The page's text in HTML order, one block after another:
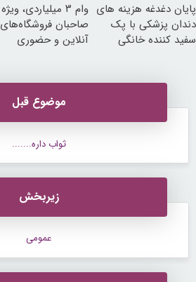
پایان دغدغه هزینه های
دندان پزشکی با پک
سفید کننده خانگی
وام ۳ میلیاردی، ویژه
صاحبان فروشگاه‌های
آنلاین و حضوری
موضوع قبل
ثواب داره.......
زیربخش
عمومی